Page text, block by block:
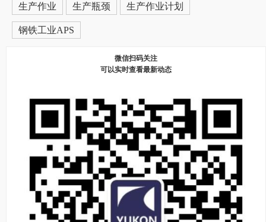
生产作业 生产瓶颈 生产作业计划
钢铁工业APS
微信扫码关注
可以实时查看最新动态